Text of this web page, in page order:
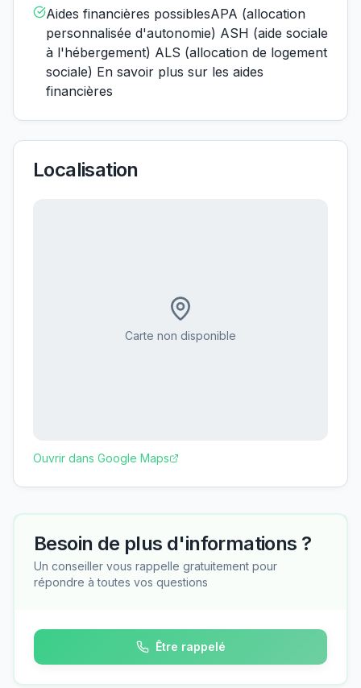
Aides financières possiblesAPA (allocation
personnalisée d'autonomie) ASH (aide sociale
à l'hébergement) ALS (allocation de logement
sociale) En savoir plus sur les aides
financières
Localisation
Carte non disponible
Ouvrir dans Google Maps
Besoin de plus d'informations ?
Un conseiller vous rappelle gratuitement pour
répondre à toutes vos questions
Être rappelé